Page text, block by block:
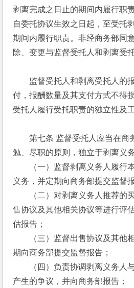
剥离完成之日止的期间内履行职
自委托协议生效之日起，至受托
期间内履行职责。非经商务部同
除、变更与监督受托人和剥离受
监督受托人和剥离受托人的报
付，报酬数量及其支付方式不得
受托人履行受托职责的独立性及
第七条 监督受托人应当在商
勉、尽职的原则，独立于剥离义
（一）监督剥离义务人履行本
义务，并定期向商务部提交监督
（二）对剥离义务人推荐的买
售协议及其他相关协议等进行评
估报告；
（三）监督出售协议及其他相
期向商务部提交监督报告；
（四）负责协调剥离义务人与
产生的争议，并向商务部报告；